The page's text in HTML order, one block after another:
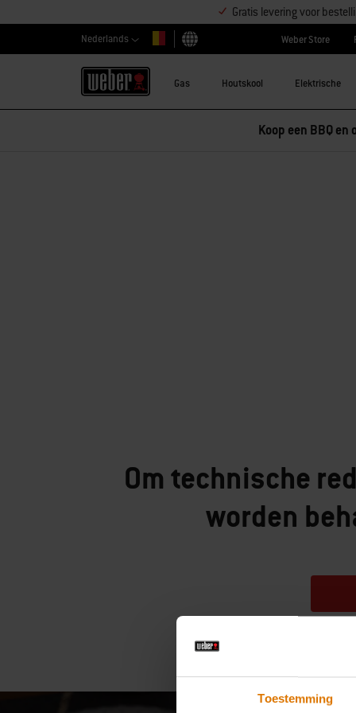
Toestemming
Gratis levering voor
Nederlands
Kies land
Weber Store
Gas Houtskool Elektrische
Koop een BBQ
Om technische
worden